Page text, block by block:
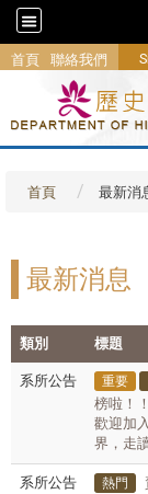
首頁 聯絡我們
首頁 最新消
最新消息
類別 標題
系所公告 重要
榜啦！
歡迎加
界，走
系所公告 熱門